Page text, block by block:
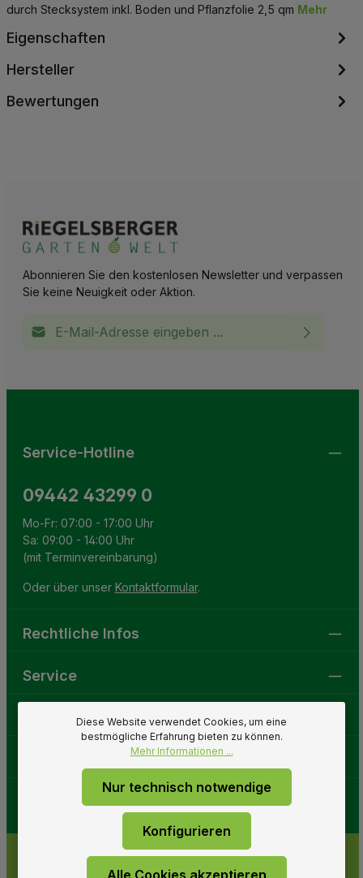
durch Stecksystem inkl. Boden und Pflanzfolie 2,5 qm Mehr
Eigenschaften
Hersteller
Bewertungen
Abonnieren Sie den kostenlosen Newsletter und verpassen
Sie keine Neuigkeit oder Aktion.
Service-Hotline
09442 43299 0
Mo-Fr: 07:00 - 17:00 Uhr
Sa: 09:00 - 14:00 Uhr
(mit Terminvereinbarung)
Oder über unser Kontaktformular.
Rechtliche Infos
Service
GartenweltDiese Website verwendet Cookies, um eine
bestmögliche Erfahrung bieten zu können.
Mehr Informationen ...
Nur technisch notwendige
Konfigurieren
Alle Cookies akzeptieren